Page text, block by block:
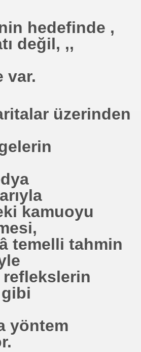
hedefinde ,
değil, ,,
var.
üzerinden
kamuoyu
temelli tahmin
yöntem
GEÇ
. KALKINDIRIYOR
KURUMU
,OLACAK MI !!!
YAKIT SUNUMU. HALİÇ